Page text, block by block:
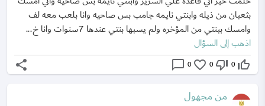
بثعبان من ذيله وابنتي نايمه جامب بس صاحيه وانا بلعب معه لف
وامسك ببنتي من المؤخره ولم يسبها بنتي عندها 7سنوات وانا خ...
اذهب إلى السؤال
thumb_up_off_alt
0
thumb_down_off_alt
0
favorite_border
0
chat_bubble_outline
share
من مجهول